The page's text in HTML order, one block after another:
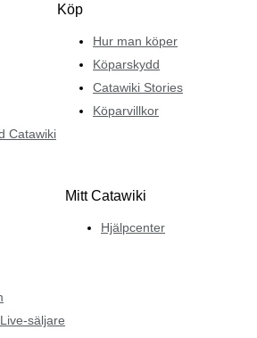
Catawiki
Köp
Hur man köper
Köparskydd
Catawiki Stories
Köparvillkor
säljare
Mitt Catawiki
Hjälpcenter